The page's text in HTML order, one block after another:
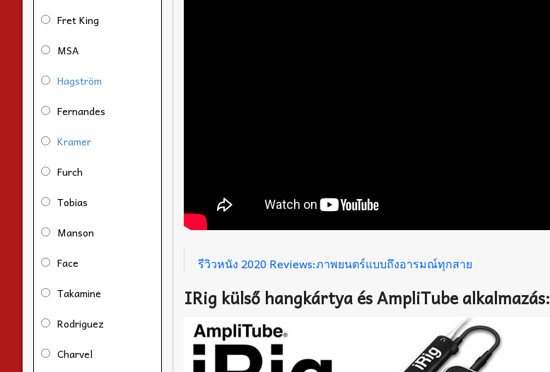
รีวิวหนัง 2020 Reviews:ภาพยนตร์แบบถึงอารมณ์ทุกสาย
IRig külső hangkártya és AmpliTube alkalmazás:
Fret King
MSA
Hagström
Fernandes
Kramer
Furch
Tobias
Manson
Face
Takamine
Rodriguez
Charvel